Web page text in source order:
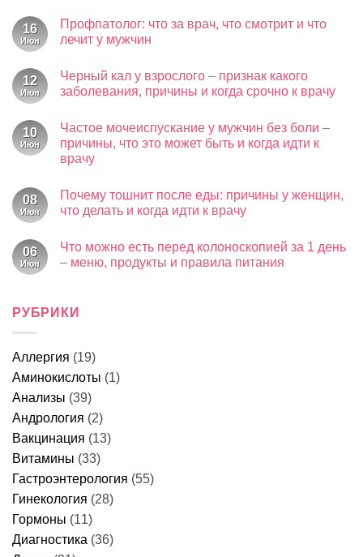
16
Июн
Профпатолог: что за врач, что смотрит и что
лечит у мужчин
записи
Профпатолог:
что
что
смотрит
и
что
мужчин
12
Июн
Черный кал у взрослого – признак какого
заболевания, причины и когда срочно к врачу
записи
Черный
кал
у
признак
какого
заболевания,
когда
срочно
к
10
Июн
Частое мочеиспускание у мужчин без боли –
причины, что это может быть и когда идти к
врачу
записи
Частое
мочеиспускание
без
боли
может
идти
к
врачу
08
Июн
Почему тошнит после еды: причины у женщин,
что делать и когда идти к врачу
записи
Почему
тошнит
у
и
когда
идти
к
врачу
06
Июн
Что можно есть перед колоноскопией за 1 день
– меню, продукты и правила питания
Что
можно
колоноскопией
за
1
день
меню,
продукты
и
правила
питания
РУБРИКИ
Аллергия (19)
Аминокислоты (1)
Анализы (39)
Андрология (2)
Вакцинация (13)
Витамины (33)
Гастроэнтерология (55)
Гинекология (28)
Гормоны (11)
Диагностика (36)